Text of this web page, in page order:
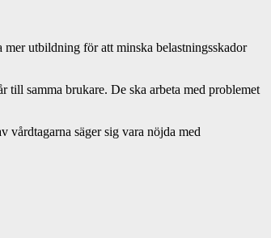
utbildning för att minska belastningsskador
till samma brukare. De ska arbeta med problemet
säger sig vara nöjda med